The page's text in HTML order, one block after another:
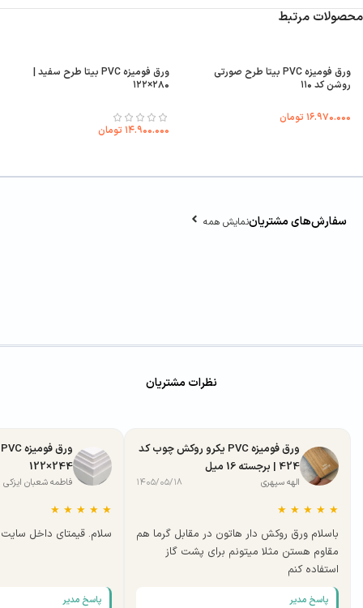
محصولات مرتبط
ورق فومیزه PVC بیتا طرح صورتی
روشن کد ۱۱۰
۱۶.۹۷۰.۰۰۰ تومان
ورق فومیزه PVC بیتا طرح سفید |
۲۸۰×۱۲۲
۱۴.۹۰۰.۰۰۰ تومان
سفارش‌های مشتریاننمایش همه
نظرات مشتریان
ورق فومیزه PVC یکرو روکش چوب کد
424 | برجسته 16 میل
الهه سپهری ۱۴۰۵/۰۵/۱۸
★
★
★
★
★
باسلام ورق روکش دار هاتون در مقابل گرما هم
مقاوم هستن مثلا میتونم برای پشت گاز
استفاده کنم
پاسخ مدیر
244×122
فاطمه شعبان ایزکی
★
★
★
★
★
سلام. قیمتای داخل سایت
پاسخ مدیر